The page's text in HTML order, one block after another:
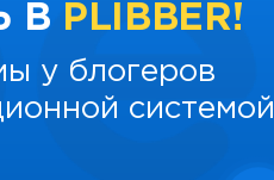
В PLIBBER!
у блогеров
системой